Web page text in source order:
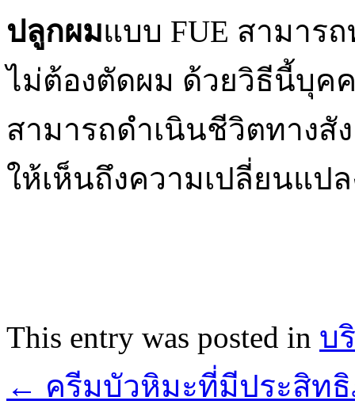
ปลูกผมแบบ FUE สามาร
ไม่ต้องตัดผม ด้วยวิธีนี้บุค
สามารถดำเนินชีวิตทางสั
ให้เห็นถึงความเปลี่ยนแปล
This entry was posted in บ
← ครีมบัวหิมะที่มีประสิท